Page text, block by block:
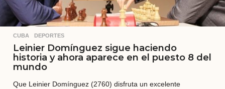
CUBA ,DEPORTES
Leinier Domínguez sigue haciendo
historia y ahora aparece en el puesto 8 del
mundo
Que Leinier Domínguez (2760) disfruta un excelente